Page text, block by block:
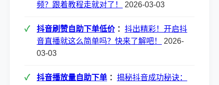
频？跟着教程走就对了！
2026-03-03
抖音刷赞自助下单低价： 抖出精彩！开启抖
音直播就这么简单吗？快来了解吧！
2026-
03-03
抖音播放量自助下单 ： 揭秘抖音成功秘诀：